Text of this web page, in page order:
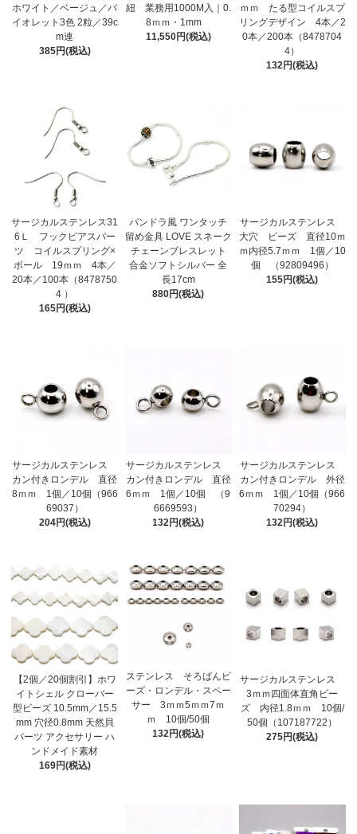
ホワイト／ベージュ／バ
イオレット3色 2粒／39c
m連
385円(税込)
紐 業務用1000M入｜0.
8ｍｍ・1mm
11,550円(税込)
ｍｍ たる型コイルスプ
リングデザイン 4本／2
0本／200本（8478704
4）
132円(税込)
サージカルステンレス31
6Ｌ フックピアスパー
ツ コイルスプリング×
ボール 19ｍｍ 4本／
20本／100本（8478750
4 ）
165円(税込)
パンドラ風 ワンタッチ
留め金具 LOVE スネーク
チェーンブレスレット
合金ソフトシルバー 全
長17cm
880円(税込)
サージカルステンレス
大穴 ビーズ 直径10ｍ
ｍ内径5.7ｍｍ 1個／10
個 （92809496）
155円(税込)
サージカルステンレス
カン付きロンデル 直径
8ｍｍ 1個／10個（966
69037）
204円(税込)
サージカルステンレス
カン付きロンデル 直径
6ｍｍ 1個／10個 （9
6669593）
132円(税込)
サージカルステンレス
カン付きロンデル 外径
6ｍｍ 1個／10個（966
70294）
132円(税込)
【2個／20個割引】ホワ
イトシェル クローバー
型ビーズ 10.5mm／15.5
mm 穴径0.8mm 天然貝
パーツ アクセサリー ハ
ンドメイド素材
169円(税込)
ステンレス そろばんビ
ーズ・ロンデル・スペー
サー 3ｍｍ5ｍｍ7ｍ
ｍ 10個/50個
132円(税込)
サージカルステンレス
3ｍｍ四面体直角ビー
ズ 内径1.8ｍｍ 10個/
50個（107187722）
275円(税込)